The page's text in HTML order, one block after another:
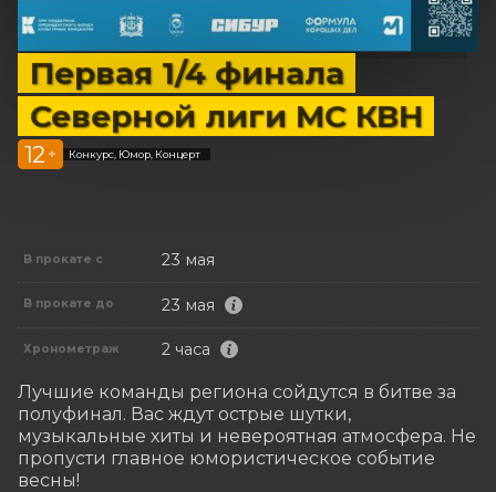
Первая 1/4 финала
Северной лиги МС КВН
12 + Конкурс, Юмор, Концерт
В прокате с 23 мая
В прокате до 23 мая
Хронометраж 2 часа
Лучшие команды региона сойдутся в битве за
полуфинал. Вас ждут острые шутки,
музыкальные хиты и невероятная атмосфера. Не
пропусти главное юмористическое событие
весны!